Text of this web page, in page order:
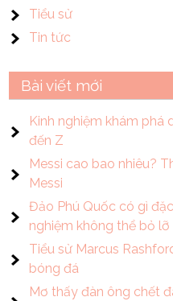
Tiểu sử
Tin tức
Bài viết mới
Kinh nghiệm khám phá
đến Z
Messi cao bao nhiêu?
Messi
Đảo Phú Quốc có gì
nghiệm không thể bỏ lỡ
Tiểu sử Marcus
bóng đá
Mơ thấy đàn ông chết